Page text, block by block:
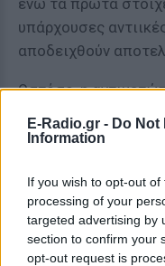
E-Radio.gr - Do Not
Information
If you wish to opt-out
processing of your
targeted advertising by
section to confirm your
opt-out request is
ενώ τα πρώτα
υπάρχουσες
αποδειχθούν
Ωστόσο, η
σημαντικούς
κοινό σχέδιο του
μέσα στους
κατάσταση υπό
Κέντρων Ελέγχου
προειδοποιούν